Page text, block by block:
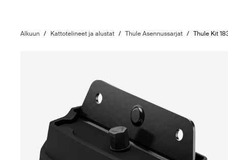
Alkuun / Kattotelineet ja alustat / Thule Asennussarjat / Thule Kit